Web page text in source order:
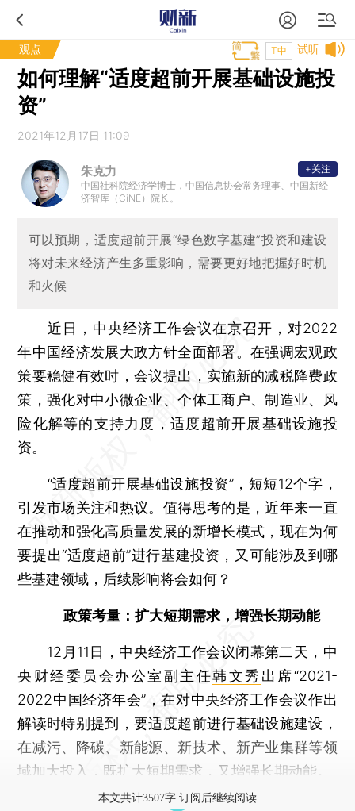
观点 试听
T中
如何理解“适度超前开展基础设施投
资”
2021年12月17日 11:09
朱克力
中国社科院经济学博士，中国信息协会常务理事、中国新经
济智库（CiNE）院长。
+关注
可以预期，适度超前开展“绿色数字基建”投资和建设
将对未来经济产生多重影响，需要更好地把握好时机
和火候
近日，中央经济工作会议在京召开，对2022
年中国经济发展大政方针全面部署。在强调宏观政
策要稳健有效时，会议提出，实施新的减税降费政
策，强化对中小微企业、个体工商户、制造业、风
险化解等的支持力度，适度超前开展基础设施投
资。
“适度超前开展基础设施投资”，短短12个字，
引发市场关注和热议。值得思考的是，近年来一直
在推动和强化高质量发展的新增长模式，现在为何
要提出“适度超前”进行基建投资，又可能涉及到哪
些基建领域，后续影响将会如何？
政策考量：扩大短期需求，增强长期动能
12月11日，中央经济工作会议闭幕第二天，中
央财经委员会办公室副主任韩文秀 出席“2021-
2022中国经济年会”，在对中央经济工作会议作出
解读时特别提到，要适度超前进行基础设施建设，
在减污、降碳、新能源、新技术、新产业集群等领
域加大投入，既扩大短期需求，又增强长期动能。
本文共计3507字 订阅后继续阅读